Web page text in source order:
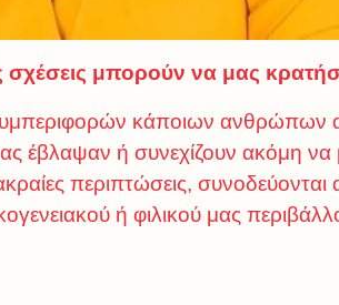
σχέσεις μπορούν να μας
συμπεριφορών κάποιων
έβλαψαν ή συνεχίζουν ακόμη
περιπτώσεις,
ή φιλικού μας